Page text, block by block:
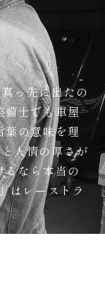
っ先に出たの
備士でも車屋
の意味を理
人情の厚さが
なら本当の
はレーストラ